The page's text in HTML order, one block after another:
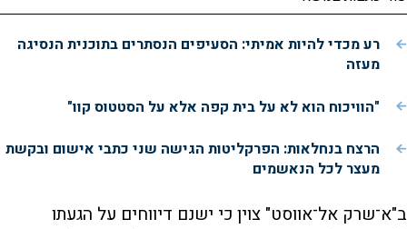
רע מכדי להיות אמיתי: הסעיפים הנסתרים בתוכנית הנסיגה
מעזה
"הוויכוח הוא לא על בית קפה אלא על הסטטוס קוו"
הרצח בנחלאות: הפרקליטות הגישה שני כתבי אישום ובקשת
מעצר לכל הנאשמים
ב"א־שרק אל־אווסט" צוין כי ישנם דיווחים על הגעתו